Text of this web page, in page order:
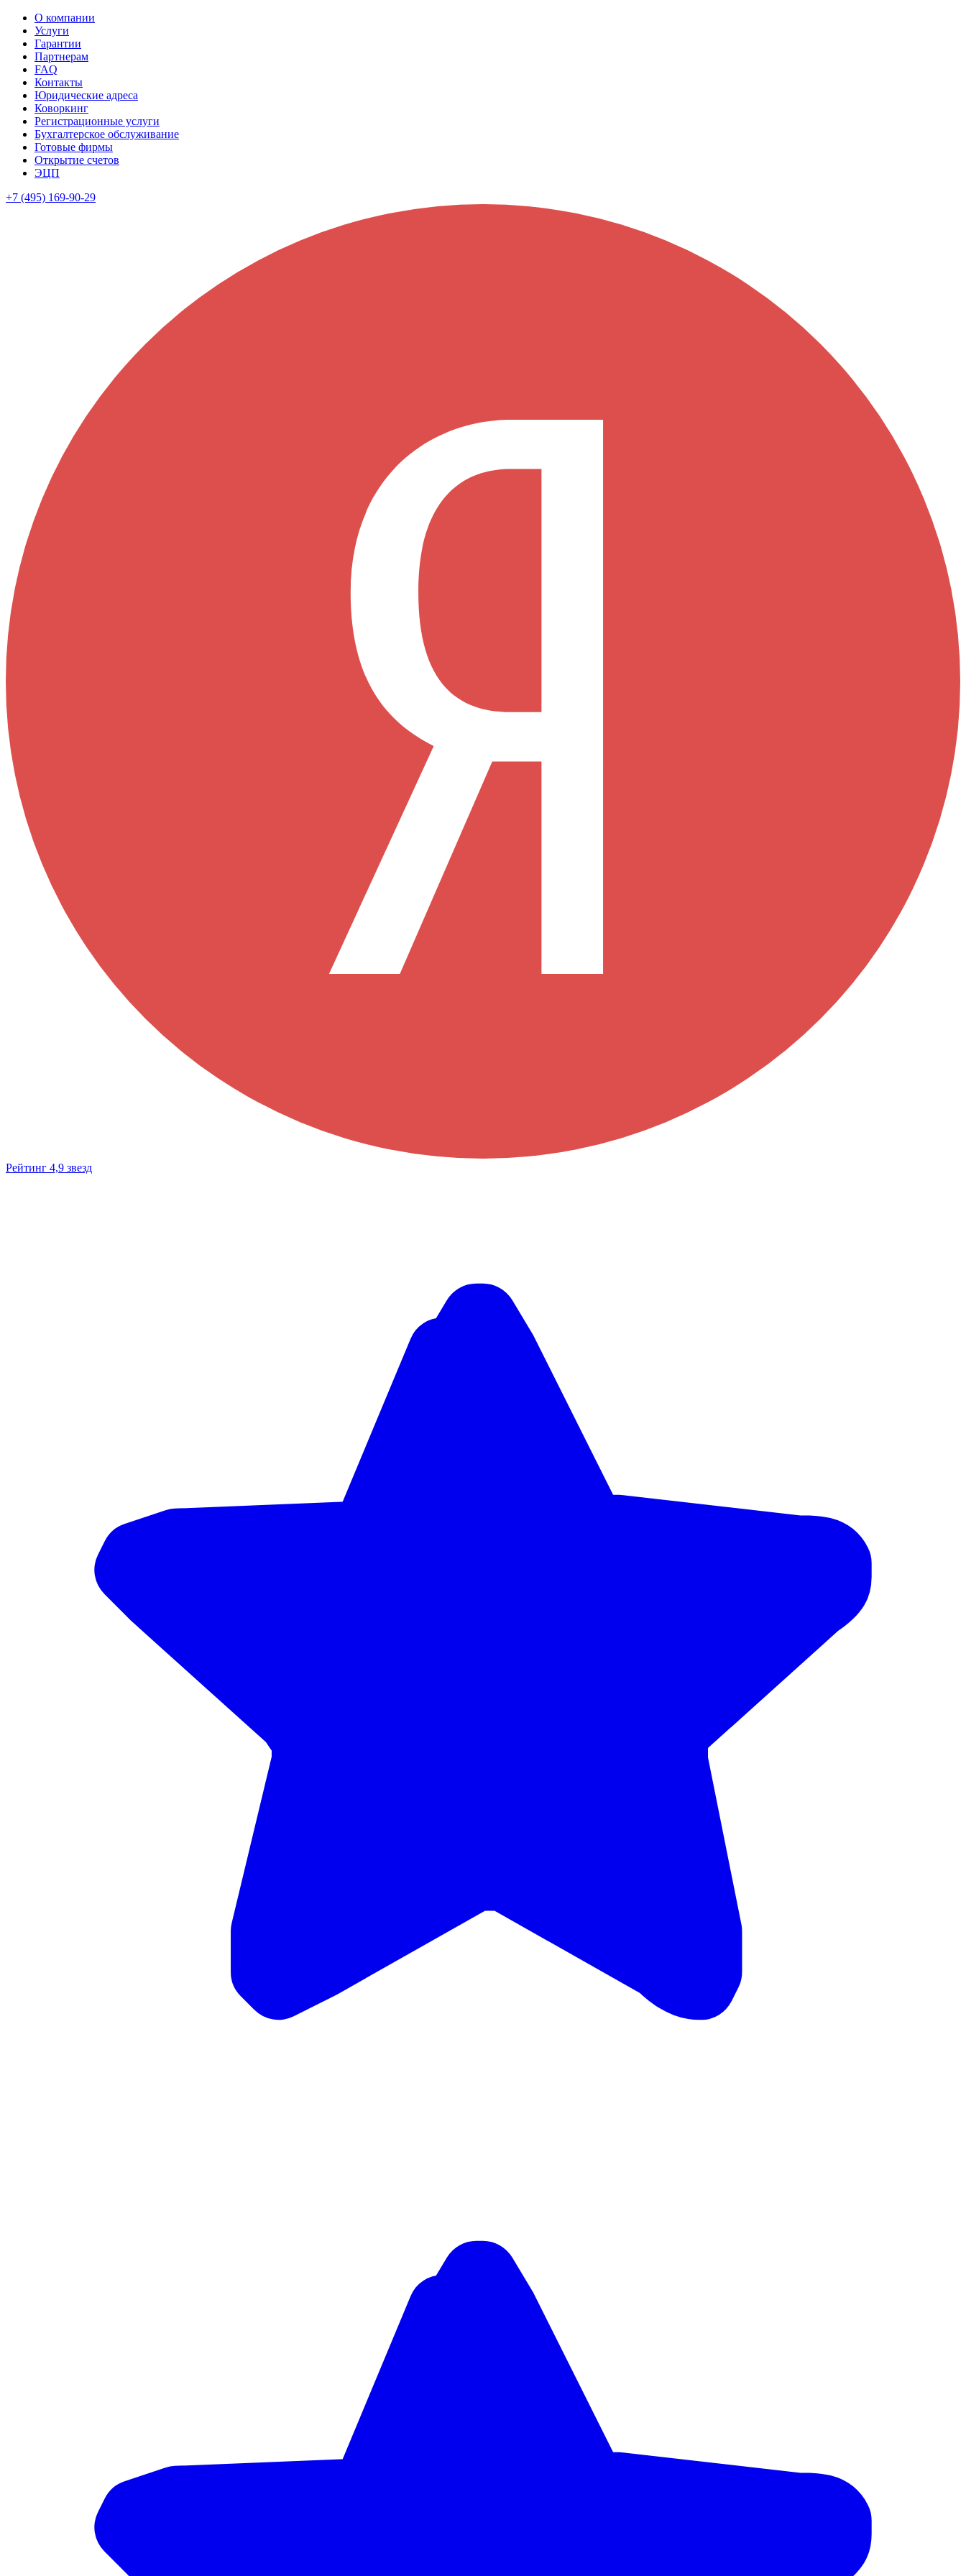
О компании
Услуги
Гарантии
Партнерам
FAQ
Контакты
Юридические адреса
Коворкинг
Регистрационные услуги
Бухгалтерское обслуживание
Готовые фирмы
Открытие счетов
ЭЦП
+7 (495) 169-90-29
Рейтинг 4,9 звезд